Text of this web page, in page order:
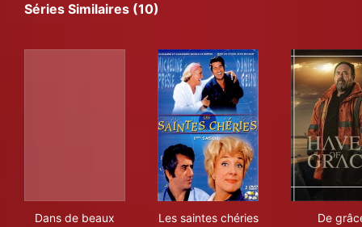
Séries Similaires (10)
Dans de beaux
Les saintes chéries De